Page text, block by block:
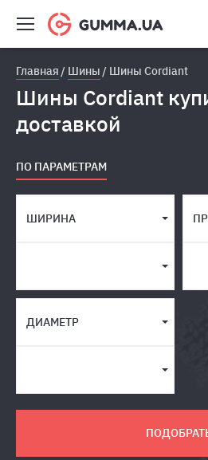
Главная Шины Шины Cordiant
Шины Cordiant
доставкой
ПО ПАРАМЕТРАМ
ШИРИНА
ДИАМЕТР